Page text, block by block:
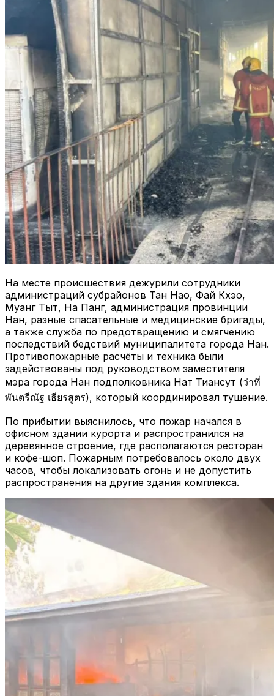
На месте происшествия дежурили сотрудники
администраций субрайонов Тан Нао, Фай Кхэо,
Муанг Тыт, На Панг, администрация провинции
Нан, разные спасательные и медицинские бригады,
а также служба по предотвращению и смягчению
последствий бедствий муниципалитета города Нан.
Противопожарные расчёты и техника были
задействованы под руководством заместителя
мэра города Нан подполковника Нат Тиансут (ว่าที่
พันตรีณัฐ เธียรสูตร), который координировал тушение.
По прибытии выяснилось, что пожар начался в
офисном здании курорта и распространился на
деревянное строение, где располагаются ресторан
и кофе-шоп. Пожарным потребовалось около двух
часов, чтобы локализовать огонь и не допустить
распространения на другие здания комплекса.